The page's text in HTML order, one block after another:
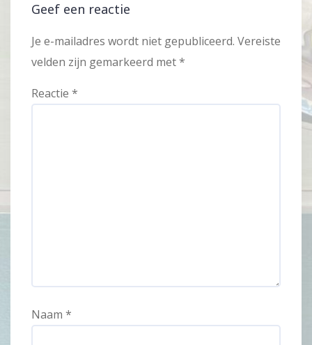
Geef een reactie
Je e-mailadres wordt niet gepubliceerd. Vereiste
velden zijn gemarkeerd met*
Reactie *
Naam *